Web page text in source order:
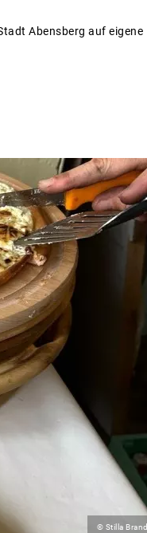
Abensberg auf eigene
© Stilla Brandl